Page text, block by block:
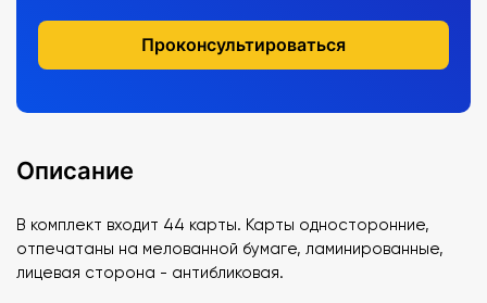
Проконсультироваться
Описание
В комплект входит 44 карты. Карты односторонние,
отпечатаны на мелованной бумаге, ламинированные,
лицевая сторона - антибликовая.